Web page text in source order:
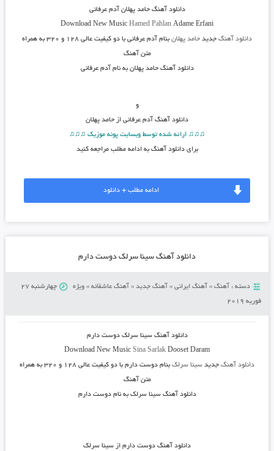
دانلود آهنگحامد پهلان آدم عرفانی
Download New MusicHamed Pahlan Adame Erfani
دانلود آهنگجدید حامد پهلانبنام آدم عرفانی
با دو کیفیت عالی ۱۲۸ و ۳۲۰ به همراه
متن آهنگ
دانلود آهنگ حامد پهلان به نام آدم عرفانی
و
دانلود آهنگآدم عرفانی از حامد پهلان
♫♫♫ ارائه شده توسط وبسایت پونه موزیک ♫♫♫
برای دانلود آهنگ به ادامه مطلب مراجعه کنید
ادامه مطلب + دانلود
دانلود آهنگ سینا سرلک دوست دارم
دسته : آهنگ» آهنگ ایرانی» آهنگ جدید» آهنگ عاشقانه» ویژه
چهارشنبه 27
فوریه 2019
دانلود آهنگ سینا سرلک دوست دارم
Download New MusicSina Sarlak Dooset Daram
دانلود آهنگجدید سینا سرلکبنام دوست دارم
با دو کیفیت عالی ۱۲۸ و ۳۲۰ به همراه
متن آهنگ
دانلود آهنگ سینا سرلک به نام دوست دارم
دانلود آهنگدوست دارم از سینا سرلک